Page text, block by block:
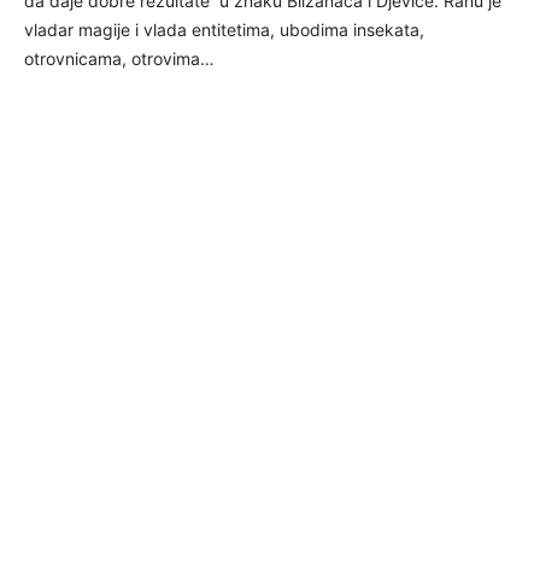
vladar magije i vlada entitetima, ubodima insekata,
otrovnicama, otrovima…